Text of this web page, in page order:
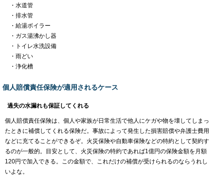
・水道管
・排水管
・給湯ボイラー
・ガス湯沸かし器
・トイレ水洗設備
・雨どい
・浄化槽
個人賠償責任保険が適用されるケース
過失の水漏れも保証してくれる
個人賠償責任保険は、個人や家族が日常生活で他人にケガや物を壊してしまっ
たときに補償してくれる保険だ。事故によって発生した損害賠償や弁護士費用
などに充てることができるぞ。火災保険や自動車保険などの特約として契約す
るのが一般的。目安として、火災保険の特約であれば1億円の保険金額を月額
120円で加入できる。この金額で、これだけの補償が受けられるのならうれし
いよな。